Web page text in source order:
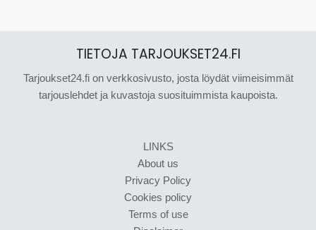
TIETOJA TARJOUKSET24.FI
Tarjoukset24.fi on verkkosivusto, josta löydät viimeisimmät
tarjouslehdet ja kuvastoja suosituimmista kaupoista.
LINKS
About us
Privacy Policy
Cookies policy
Terms of use